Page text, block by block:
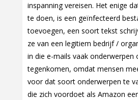
inspanning vereisen. Het enige
te doen, is een geïnfecteerd
toevoegen, een soort tekst
ze van een legitiem bedrijf /
in die e-mails vaak onderwerpen
tegenkomen, omdat mensen
voor dat soort onderwerpen te
die zich voordoet als Amazon